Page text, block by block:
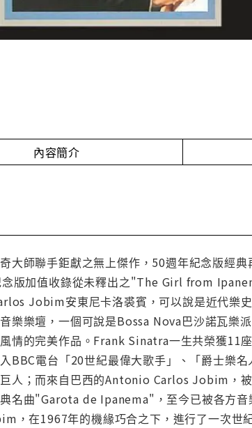
內容簡介
大師聯手鉅獻之無上傑作，50週年紀念版經
版加值收錄從未釋出之"The Girl from
Jobim安東尼卡洛裘賓，可以說是近代樂
樂樂壇，一個可說是Bossa Nova巴沙諾瓦樂
情的完美作品。Frank Sinatra一生共榮獲11
BBC電台「20世紀最偉大歌手」、「爵士樂
人；而來自巴西的Antonio Carlos Jobim，
名曲"Garota de Ipanema"，至今已被各方
，在1967年的機緣巧合之下，進行了一次世